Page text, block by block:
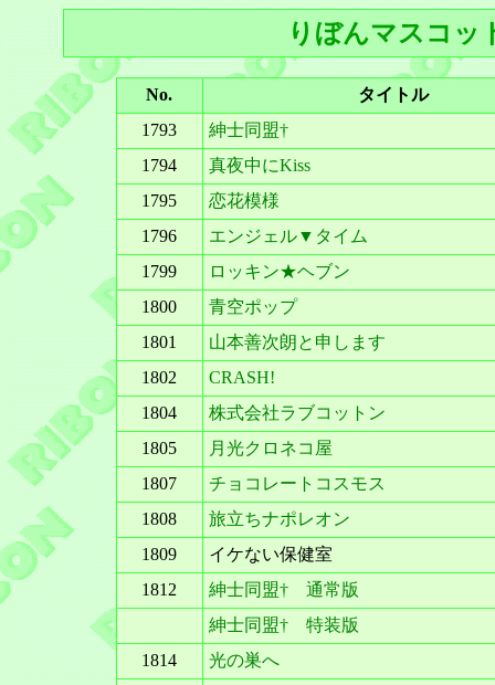
りぼんマスコッ
No.
タイトル
1793
紳士同盟†
1794
真夜中にKiss
1795
恋花模様
1796
エンジェル▼タイム
1799
ロッキン★ヘブン
1800
青空ポップ
1801
山本善次朗と申します
1802
CRASH!
1804
株式会社ラブコットン
1805
月光クロネコ屋
1807
チョコレートコスモス
1808
旅立ちナポレオン
1809
イケない保健室
1812
紳士同盟† 通常版
紳士同盟† 特装版
1814
光の巣へ